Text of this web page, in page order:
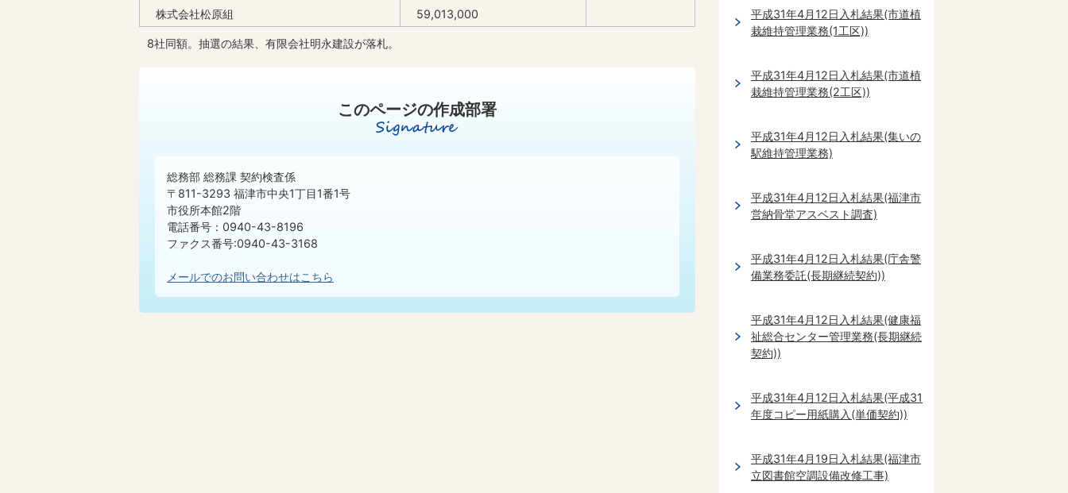
株式会社松原組 59,013,000
8社同額。抽選の結果、有限会社明永建設が落札。
このページの作成部署
総務部 総務課 契約検査係
〒811-3293 福津市中央1丁目1番1号
市役所本館2階
電話番号：0940-43-8196
ファクス番号:0940-43-3168
メールでのお問い合わせはこちら
平成31年4月12日入札結果(市道植
栽維持管理業務(1工区))
平成31年4月12日入札結果(市道植
栽維持管理業務(2工区))
平成31年4月12日入札結果(集いの
駅維持管理業務)
平成31年4月12日入札結果(福津市
営納骨堂アスベスト調査)
平成31年4月12日入札結果(庁舎警
備業務委託(長期継続契約))
平成31年4月12日入札結果(健康福
祉総合センター管理業務(長期継続
契約))
平成31年4月12日入札結果(平成31
年度コピー用紙購入(単価契約))
平成31年4月19日入札結果(福津市
立図書館空調設備改修工事)